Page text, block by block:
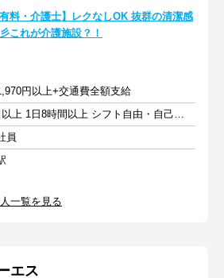
有料・介護士】レクなしOK 抜群の清潔感
これが介護施設？！
円以上+交通費全額支給
週4日以上 1日8時間以上 シフト自由・自己申告
員
一覧を見る
エス